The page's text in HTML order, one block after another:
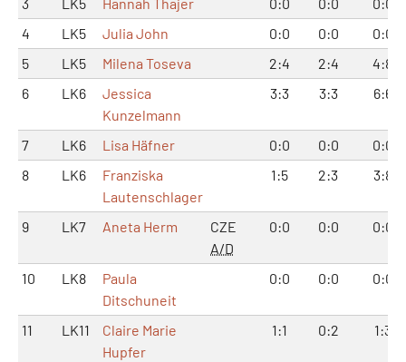
4
LK5 Julia John 0:0 0:0
0:0
5
LK5 Milena Toseva 2:4 2:4
4:8
6
LK6
Jessica
Kunzelmann
3:3 3:3 6:6
7 LK6 Lisa Häfner 0:0 0:0
0:0
8
LK6
Franziska
Lautenschlager
1:5 2:3 3:8
9 LK7 Aneta Herm
CZE
A/D
0:0 0:0 0:0
10 LK8
Paula
Ditschuneit
0:0 0:0 0:0
11 LK11
Claire Marie
Hupfer
1:1 0:2 1:3